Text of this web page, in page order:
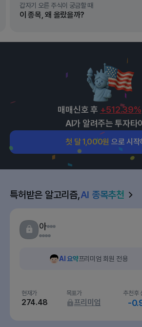
갑자기 오른 주식이 궁금할 때
이 종목, 왜 올랐을까?
매매신호 후 +512.39%
AI가 알려주는 투자타
첫 달 1,000원 으로 시작
특허받은 알고리즘,AI 종목추천
아
AI 요약프리미엄 회원 전용
현재가
274.48
목표가
프리미엄
추천후
-